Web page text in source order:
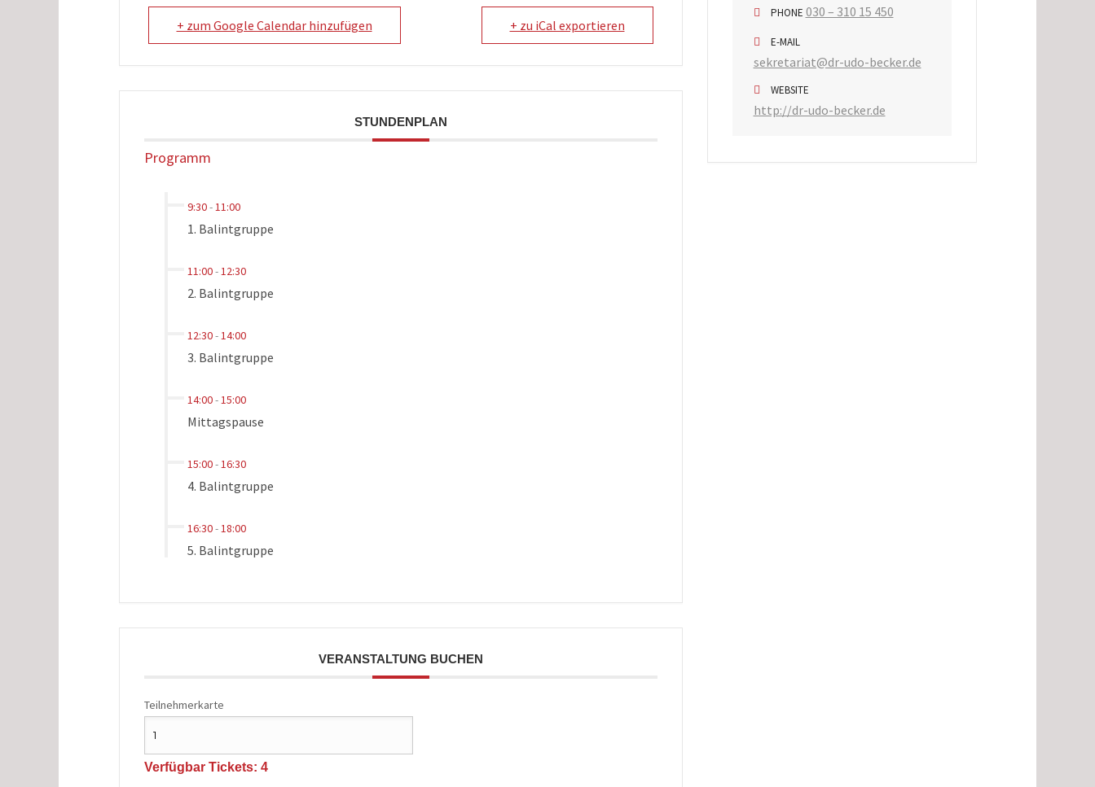
+ zum Google Calendar hinzufügen + zu iCal exportieren
STUNDENPLAN
Programm
9:30-11:00
1. Balintgruppe
11:00-12:30
2. Balintgruppe
12:30-14:00
3. Balintgruppe
14:00-15:00
Mittagspause
15:00-16:30
4. Balintgruppe
16:30-18:00
5. Balintgruppe
VERANSTALTUNG BUCHEN
Teilnehmerkarte
Verfügbar Tickets: 4
PHONE 030 – 310 15 450
E-MAIL
sekretariat@dr-udo-becker.de
WEBSITE
http://dr-udo-becker.de